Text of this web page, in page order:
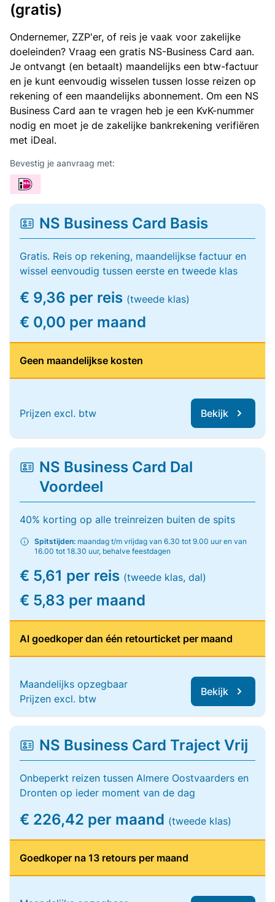
(gratis)
Ondernemer, ZZP'er, of reis je vaak voor zakelijke
doeleinden? Vraag een gratis NS-Business Card aan.
Je ontvangt (en betaalt) maandelijks een btw-factuur
en je kunt eenvoudig wisselen tussen losse reizen op
rekening of een maandelijks abonnement. Om een NS
Business Card aan te vragen heb je een KvK-nummer
nodig en moet je de zakelijke bankrekening verifiëren
met iDeal.
Bevestig je aanvraag met:
NS Business Card Basis
Gratis. Reis op rekening, maandelijkse factuur en
wissel eenvoudig tussen eerste en tweede klas
€ 9,36 per reis (tweede klas)
€ 0,00 per maand
Geen maandelijkse kosten
Prijzen excl. btw Bekijk
NS Business Card Dal
Voordeel
40% korting op alle treinreizen buiten de spits
Spitstijden: maandag t/m vrijdag van 6.30 tot 9.00 uur en van
16.00 tot 18.30 uur, behalve feestdagen
€ 5,61 per reis (tweede klas, dal)
€ 5,83 per maand
Al goedkoper dan één retourticket per maand
Maandelijks opzegbaar
Prijzen excl. btw
Bekijk
NS Business Card Traject Vrij
Onbeperkt reizen tussen Almere Oostvaarders en
Dronten op ieder moment van de dag
€ 226,42 per maand (tweede klas)
Goedkoper na 13 retours per maand